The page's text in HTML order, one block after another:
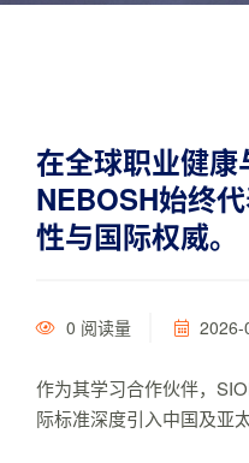
在全球职业健康
NEBOSH始终
性与国际权威。
0 阅读量 2026-
作为其学习合作伙伴，
际标准深度引入中国及亚